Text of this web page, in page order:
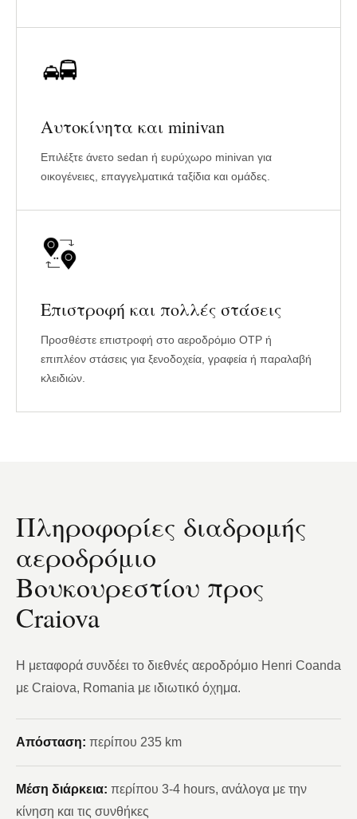
Αυτοκίνητα και minivan
Επιλέξτε άνετο sedan ή ευρύχωρο minivan για
οικογένειες, επαγγελματικά ταξίδια και ομάδες.
Επιστροφή και πολλές στάσεις
Προσθέστε επιστροφή στο αεροδρόμιο OTP ή
επιπλέον στάσεις για ξενοδοχεία, γραφεία ή παραλαβή
κλειδιών.
Πληροφορίες διαδρομής
αεροδρόμιο
Βουκουρεστίου προς
Craiova
Η μεταφορά συνδέει το διεθνές αεροδρόμιο Henri Coanda
με Craiova, Romania με ιδιωτικό όχημα.
Απόσταση: περίπου 235 km
Μέση διάρκεια: περίπου 3-4 hours, ανάλογα με την
κίνηση και τις συνθήκες